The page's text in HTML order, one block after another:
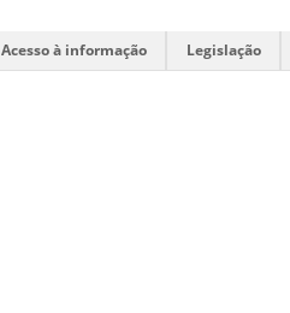
Acesso à informação Legislação